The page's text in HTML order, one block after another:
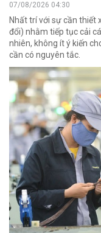
07/08/2026 04:30
Nhất trí với sự cần thiết
đổi) nhằm tiếp tục cải
nhiên, không ít ý kiến
cần có nguyên tắc.